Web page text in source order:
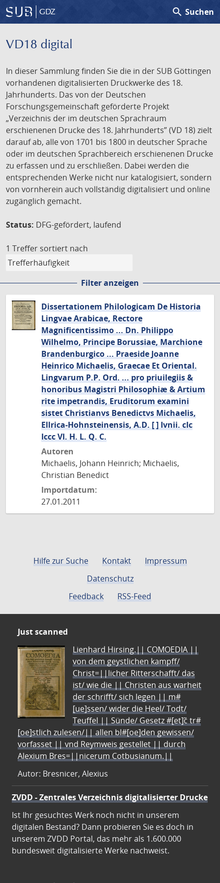
GDZ search Suchen
VD18 digital
In dieser Sammlung finden Sie die in der SUB Göttingen
vorhandenen digitalisierten Druckwerke des 18.
Jahrhunderts. Das von der Deutschen
Forschungsgemeinschaft geförderte Projekt
„Verzeichnis der im deutschen Sprachraum
erschienenen Drucke des 18. Jahrhunderts” (VD 18) zielt
darauf ab, alle von 1701 bis 1800 in deutscher Sprache
oder im deutschen Sprachbereich erschienenen Drucke
zu erfassen und zu erschließen. Dabei werden die
entsprechenden Werke nicht nur katalogisiert, sondern
von vornherein auch vollständig digitalisiert und online
zugänglich gemacht.
Status: DFG-gefördert, laufend
1 Treffer sortiert nach
Filter anzeigen
Dissertationem Philologicam De Historia
Lingvae Arabicae, Rectore
Magnificentissimo ... Dn. Philippo
Wilhelmo, Principe Borussiae, Marchione
Brandenburgico ... Praeside Joanne
Heinrico Michaelis, Graecae Et Oriental.
Lingvarum P.P. Ord. ... pro priuilegiis &
honoribus Magistri Philosophiæ & Artium
rite impetrandis, Eruditorum examini
sistet Christianvs Benedictvs Michaelis,
Ellrica-Hohnsteinensis, A.D. [ ] Ivnii. cIc
Iccc VI. H. L. Q. C.
Autoren
Michaelis, Johann Heinrich; Michaelis,
Christian Benedict
Importdatum:
27.01.2011
Hilfe zur Suche Kontakt
Impressum
Datenschutz
Feedback
RSS-Feed
Just scanned
Lienhard Hirsing.|| COMOEDIA ||
von dem geystlichen kampff/
Christ=||licher Ritterschafft/ das
ist/ wie die || Christen aus warheit
der schrifft/ sich legen || m#
[ue]ssen/ wider die Heel/ Todt/
Teuffel || Sünde/ Gesetz #[et]c̃ tr#
[oe]stlich zulesen/|| allen bl#[oe]den gewissen/
vorfasset || vnd Reymweis gestellet || durch
Alexium Bres=||nicerum Cotbusianum.||
Autor: Bresnicer, Alexius
ZVDD - Zentrales Verzeichnis digitalisierter Drucke
Ist Ihr gesuchtes Werk noch nicht in unserem
digitalen Bestand? Dann probieren Sie es doch in
unserem ZVDD Portal, das mehr als 1.600.000
bundesweit digitalisierte Werke nachweist.